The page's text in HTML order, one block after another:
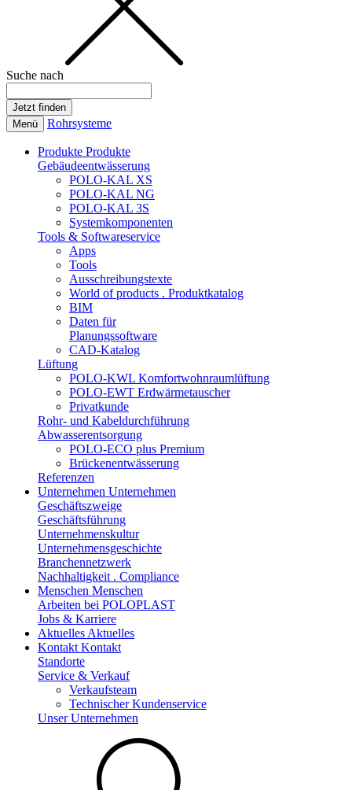
Suche nach
Menü Rohrsysteme
Produkte Produkte
Gebäudeentwässerung
POLO-KAL XS
POLO-KAL NG
POLO-KAL 3S
Systemkomponenten
Tools & Softwareservice
Apps
Tools
Ausschreibungstexte
World of products . Produktkatalog
BIM
Daten für
Planungssoftware
CAD-Katalog
Lüftung
POLO-KWL Komfortwohnraumlüftung
POLO-EWT Erdwärmetauscher
Privatkunde
Rohr- und Kabeldurchführung
Abwasserentsorgung
POLO-ECO plus Premium
Brückenentwässerung
Referenzen
Unternehmen Unternehmen
Geschäftszweige
Geschäftsführung
Unternehmenskultur
Unternehmensgeschichte
Branchennetzwerk
Nachhaltigkeit . Compliance
Menschen Menschen
Arbeiten bei POLOPLAST
Jobs & Karriere
Aktuelles Aktuelles
Kontakt Kontakt
Standorte
Service & Verkauf
Verkaufsteam
Technischer Kundenservice
Unser Unternehmen